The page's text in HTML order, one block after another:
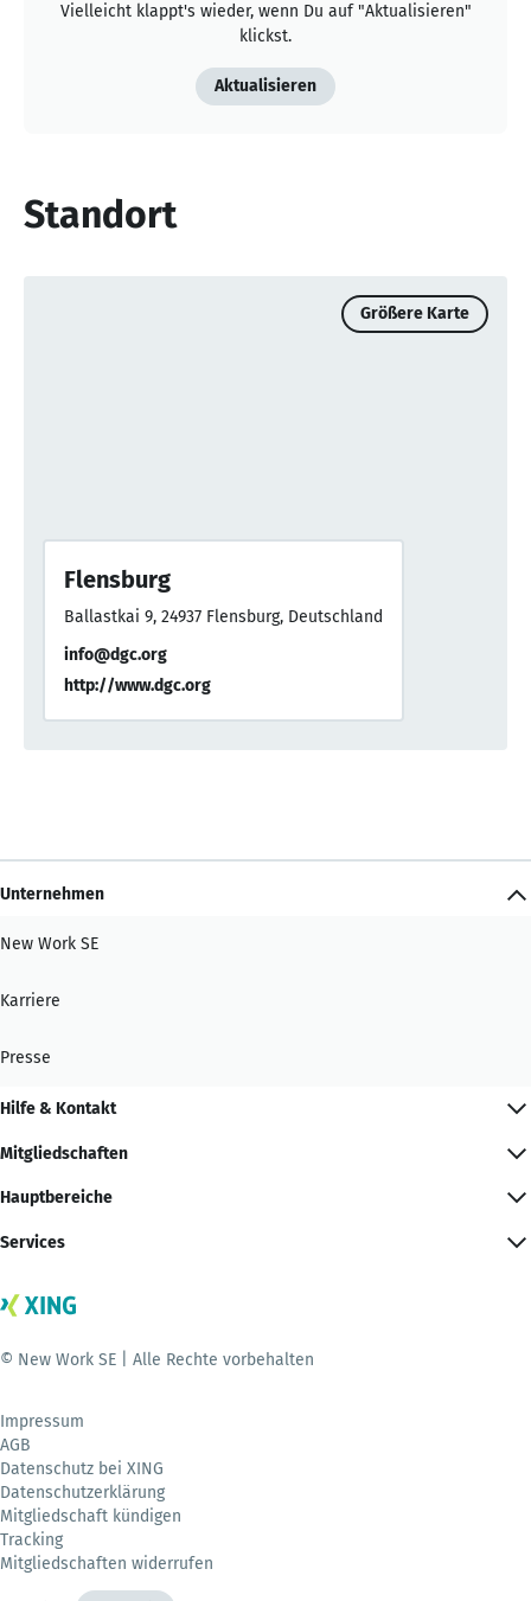
Vielleicht klappt's wieder, wenn Du auf "Aktualisieren"
klickst.
Aktualisieren
Standort
Größere Karte
Flensburg
Ballastkai 9, 24937 Flensburg, Deutschland
info@dgc.org
http://www.dgc.org
Unternehmen
New Work SE
Karriere
Presse
Hilfe & Kontakt
Mitgliedschaften
Hauptbereiche
Services
© New Work SE | Alle Rechte vorbehalten
Impressum
AGB
Datenschutz bei XING
Datenschutzerklärung
Mitgliedschaft kündigen
Tracking
Mitgliedschaften widerrufen